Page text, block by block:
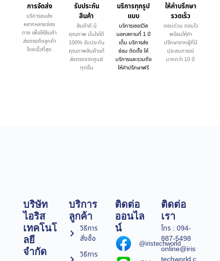
การจัดส่ง
บริการขนส่ง
หลากหลายช่อง
ทาง เพื่อให้สินค้า
ส่งตรงถึงลูกค้า
โดยเร็วที่สุด
รับประกัน
สินค้า
สินค้าดี มี
คุณภาพ มั่นใจได้
100% รับประกัน
คุณภาพสินค้าแท้
ส่งตรงจากศูนย์
ทุกชิ้น
บริการทุกรูป
แบบ
บริการเซอร์วิส
นอกสถานที่ 1 ปี
เต็ม บริการส่ง
ซ่อม ติดตั้ง ให้
บริการและรวมถึง
ให้คำปรึกษาฟรี
ให้คำบรึกษา
รวดเร็ว
ตอบด่วน ตอบไว
พร้อมให้คำ
ปรึกษาจากผู้ที่มี
ประสบการณ์
มากกว่า 10 ปี
บริษัท
ไอริส
เทคโนโ
ลยี
จำกัด
บริการ
ลูกค้า
วิธีการ
สั่งซื้อ
วิธีการ
ติดต่อ
ออนไล
น์
@iristechworld
ติดต่อ
เรา
โทร : 094-
887-5498
online@iris